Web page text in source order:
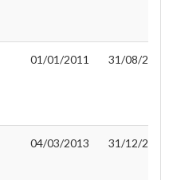
01/01/2011 31/08/2012
04/03/2013 31/12/2013